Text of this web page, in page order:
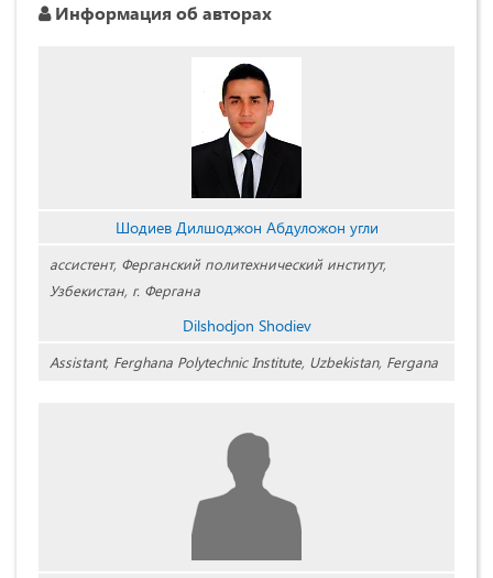
Информация об авторах
Шодиев Дилшоджон Абдуложон угли
ассистент, Ферганский политехнический институт,
Узбекистан, г. Фергана
Dilshodjon Shodiev
Assistant, Ferghana Polytechnic Institute, Uzbekistan, Fergana